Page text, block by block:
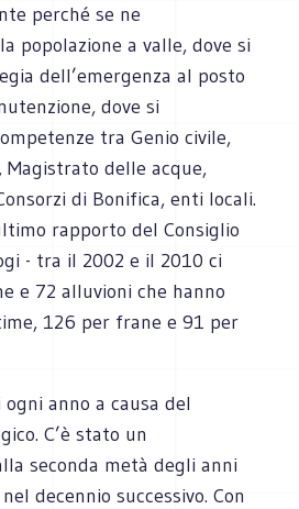
perché se ne
popolazione a valle, dove si
dell’emergenza al posto
dove si
tra Genio civile,
delle acque,
di Bonifica, enti locali.
rapporto del Consiglio
- tra il 2002 e il 2010 ci
e 72 alluvioni che hanno
126 per frane e 91 per
anno a causa del
C’è stato un
seconda metà degli anni
decennio successivo. Con